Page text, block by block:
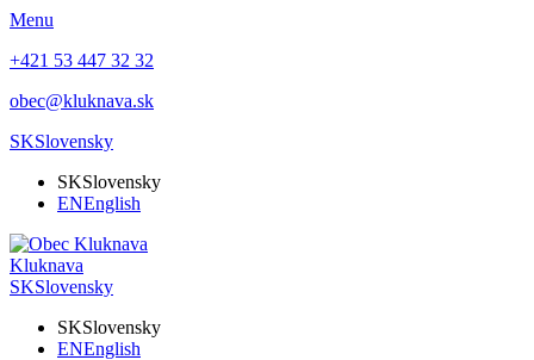
Menu
+421 53 447 32 32
obec@kluknava.sk
SKSlovensky
SKSlovensky
ENEnglish
Kluknava
SKSlovensky
SKSlovensky
ENEnglish